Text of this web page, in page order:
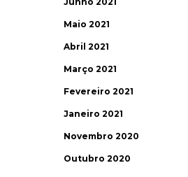
Maio 2021
Abril 2021
Março 2021
Fevereiro 2021
Janeiro 2021
Novembro 2020
Outubro 2020